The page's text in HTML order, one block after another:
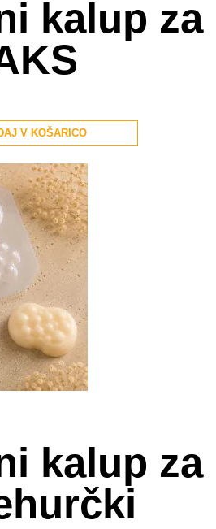
kalup za
V KOŠARICO
kalup za